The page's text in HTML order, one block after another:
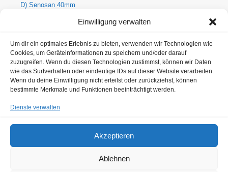
Einwilligung verwalten
Um dir ein optimales Erlebnis zu bieten, verwenden wir Technologien wie
Cookies, um Geräteinformationen zu speichern und/oder darauf
zuzugreifen. Wenn du diesen Technologien zustimmst, können wir Daten
wie das Surfverhalten oder eindeutige IDs auf dieser Website verarbeiten.
Wenn du deine Einwilligung nicht erteilst oder zurückziehst, können
bestimmte Merkmale und Funktionen beeinträchtigt werden.
Dienste verwalten
Akzeptieren
Ablehnen
D) Senosan 40mm
A) Holz-Dekorplatte 8mm
B) Holz-Dekorplatte 19mm
C) Holz-Dekorplatte 25mm
Metallic Hochglanzplatten Senosan
A) Metallic Senosan 8mm
D) Metallic Senosan 40mm
E) Metallic Senosan 50 mm